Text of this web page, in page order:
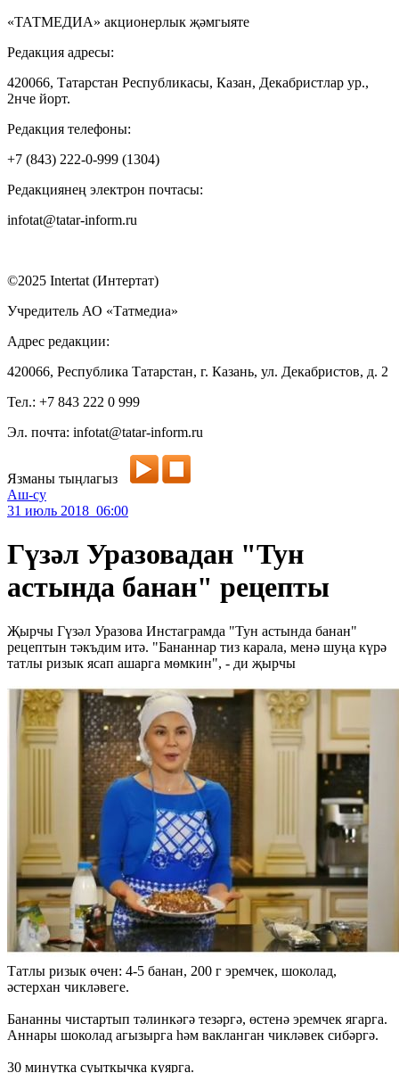
«ТАТМЕДИА» акционерлык җәмгыяте
Редакция адресы:
420066, Татарстан Республикасы, Казан, Декабристлар ур.,
2нче йорт.
Редакция телефоны:
+7 (843) 222-0-999 (1304)
Редакциянең электрон почтасы:
infotat@tatar-inform.ru
©2025 Intertat (Интертат)
Учредитель АО «Татмедиа»
Адрес редакции:
420066, Республика Татарстан, г. Казань, ул. Декабристов, д. 2
Тел.: +7 843 222 0 999
Эл. почта: infotat@tatar-inform.ru
Язманы тыңлагыз
Аш-су
31 июль 2018 06:00
Гүзәл Уразовадан "Тун
астында банан" рецепты
Җырчы Гүзәл Уразова Инстаграмда "Тун астында банан"
рецептын тәкъдим итә. "Бананнар тиз карала, менә шуңа күрә
татлы ризык ясап ашарга мөмкин", - ди җырчы
Татлы ризык өчен: 4-5 банан, 200 г эремчек, шоколад,
әстерхан чикләвеге.
Бананны чистартып тәлинкәгә тезәргә, өстенә эремчек ягарга.
Аннары шоколад агызырга һәм вакланган чикләвек сибәргә.
30 минутка суыткычка куярга.